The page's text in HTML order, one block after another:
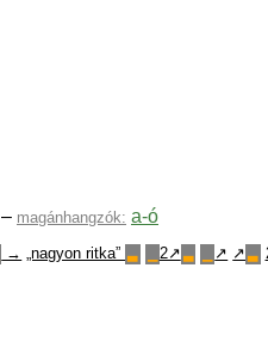
– magánhangzók: a-ó
→ „nagyon ritka” ▃ 2↗ ▃ ↗ ↗ ▃